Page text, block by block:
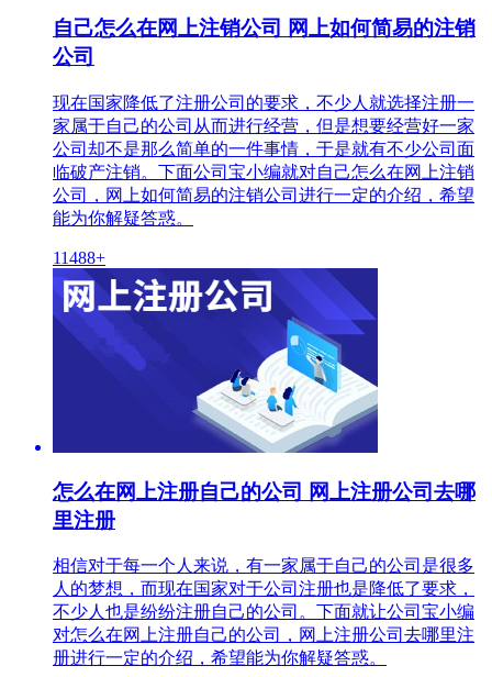
自己怎么在网上注销公司 网上如何简易的注销
公司
现在国家降低了注册公司的要求，不少人就选择注册一
家属于自己的公司从而进行经营，但是想要经营好一家
公司却不是那么简单的一件事情，于是就有不少公司面
临破产注销。下面公司宝小编就对自己怎么在网上注销
公司，网上如何简易的注销公司进行一定的介绍，希望
能为你解疑答惑。
11488+
怎么在网上注册自己的公司 网上注册公司去哪
里注册
相信对于每一个人来说，有一家属于自己的公司是很多
人的梦想，而现在国家对于公司注册也是降低了要求，
不少人也是纷纷注册自己的公司。下面就让公司宝小编
对怎么在网上注册自己的公司，网上注册公司去哪里注
册进行一定的介绍，希望能为你解疑答惑。